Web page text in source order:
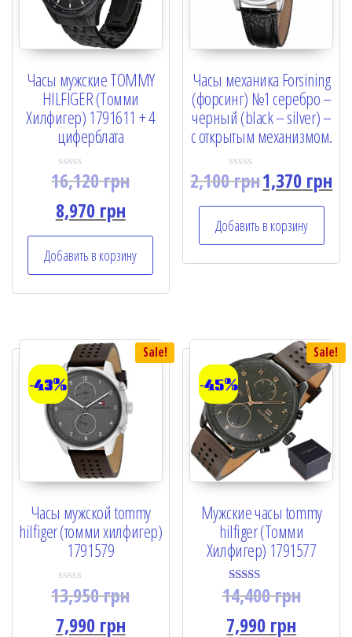
Часы мужские TOMMY
HILFIGER (Томми
Хилфигер) 1791611 + 4
циферблата
R
a
t
e
d
0
o
u
t
f
16,120грн
8,970грн
Добавить в корзину
Часы механика Forsining
(форсинг) №1 серебро –
черный (black – silver) –
с открытым механизмом.
R
d
o
u
2,100грн1,370 грн
Добавить в корзину
Sale!
-43%
Часы мужской tommy
hilfiger (томми хилфигер)
1791579
R
a
t
e
13,950грн
7,990грн
Sale!
-45%
Мужские часы tommy
hilfiger (Томми
Хилфигер) 1791577
Rated
4.50
out of 5
14,400грн
7,990 грн